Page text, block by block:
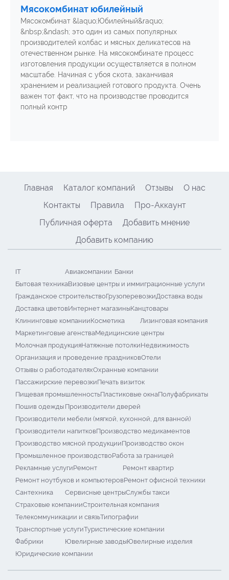
Мясокомбинат юбилейный
Мясокомбинат &laquo;Юбилейный&raquo;
&nbsp;&ndash; это один из самых популярных
производителей колбас и мясных деликатесов на
отечественном рынке. На мясокомбинате процесс
изготовления продукции осуществляется в полном
масштабе. Начиная с убоя скота, заканчивая
хранением и реализацией готового продукта. Очень
важен тот факт, что на производстве проводится
полный контр
Главная Каталог компаний Отзывы
О нас
Контакты
Правила
Про-Аккаунт
Публичная оферта
Добавить мнение
Добавить компанию
IT Авиакомпании Банки
Бытовая техникаВизовые центры и иммиграционные услуги
Гражданское строительствоГрузоперевозкиДоставка воды
Доставка цветовИнтернет магазиныКанцтовары
Клининговые компанииКосметика
Лизинговая компания
Маркетинговые агенстваМедицинские центры
Молочная продукцияНатяжные потолкиНедвижимость
Организация и проведение праздниковОтели
Отзывы о работодателяхОхранные компании
Пассажирские перевозкиПечать визиток
Пищевая промышленностьПластиковые окнаПолуфабрикаты
Пошив одежды Производители дверей
Производители мебели (мягкой, кухонной, для ванной)
Производители напитковПроизводство медикаментов
Производство мясной продукцииПроизводство окон
Промышленное производствоРабота за границей
Рекламные услугиРемонт
Ремонт квартир
Ремонт ноутбуков и компьютеровРемонт офисной техники
Сантехника
Сервисные центрыСлужбы такси
Страховые компанииСтроительная компания
Телекоммуникации и связьТипографии
Транспортные услугиТуристические компании
Фабрики
Ювелирные заводыЮвелирные изделия
Юридические компании